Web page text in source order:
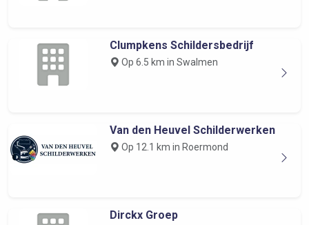
Clumpkens Schildersbedrijf
Op 6.5 km in Swalmen
Van den Heuvel Schilderwerken
Op 12.1 km in Roermond
Dirckx Groep